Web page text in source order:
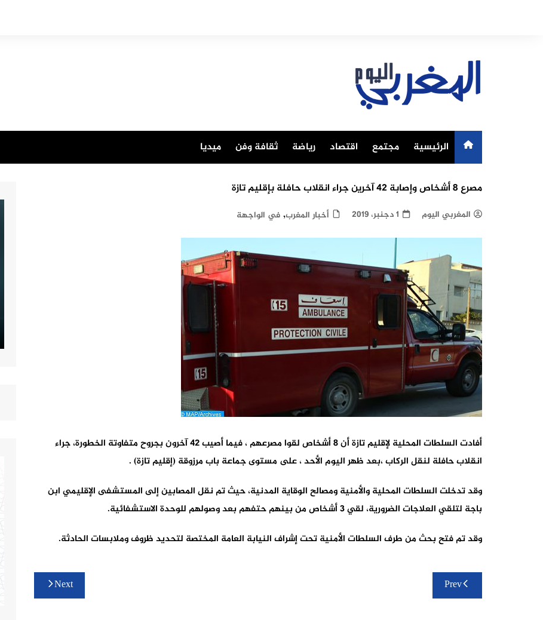
الرئيسية مجتمع اقتصاد رياضة ثقافة وفن ميديا
مصرع 8 أشخاص وإصابة 42 آخرين جراء انقلاب حافلة بإقليم تازة
المغربي اليوم 1 دجنبر، 2019 أخبار المغرب, في الواجهة
أفادت السلطات المحلية لإقليم تازة أن 8 أشخاص لقوا مصرعهم ، فيما أصيب 42 آخرون بجروح متفاوتة الخطورة، جراء
انقلاب حافلة لنقل الركاب ،بعد ظهر اليوم الأحد ، على مستوى جماعة باب مرزوقة (إقليم تازة) .
وقد تدخلت السلطات المحلية والأمنية ومصالح الوقاية المدنية، حيث تم نقل المصابين إلى المستشفى الإقليمي ابن
باجة لتلقي العلاجات الضرورية، لقي 3 أشخاص من بينهم حتفهم بعد وصولهم للوحدة الاستشفائية.
وقد تم فتح بحث من طرف السلطات الأمنية تحت إشراف النيابة العامة المختصة لتحديد ظروف وملابسات الحادثة.
تصفّح
المقالات
Prev
Next